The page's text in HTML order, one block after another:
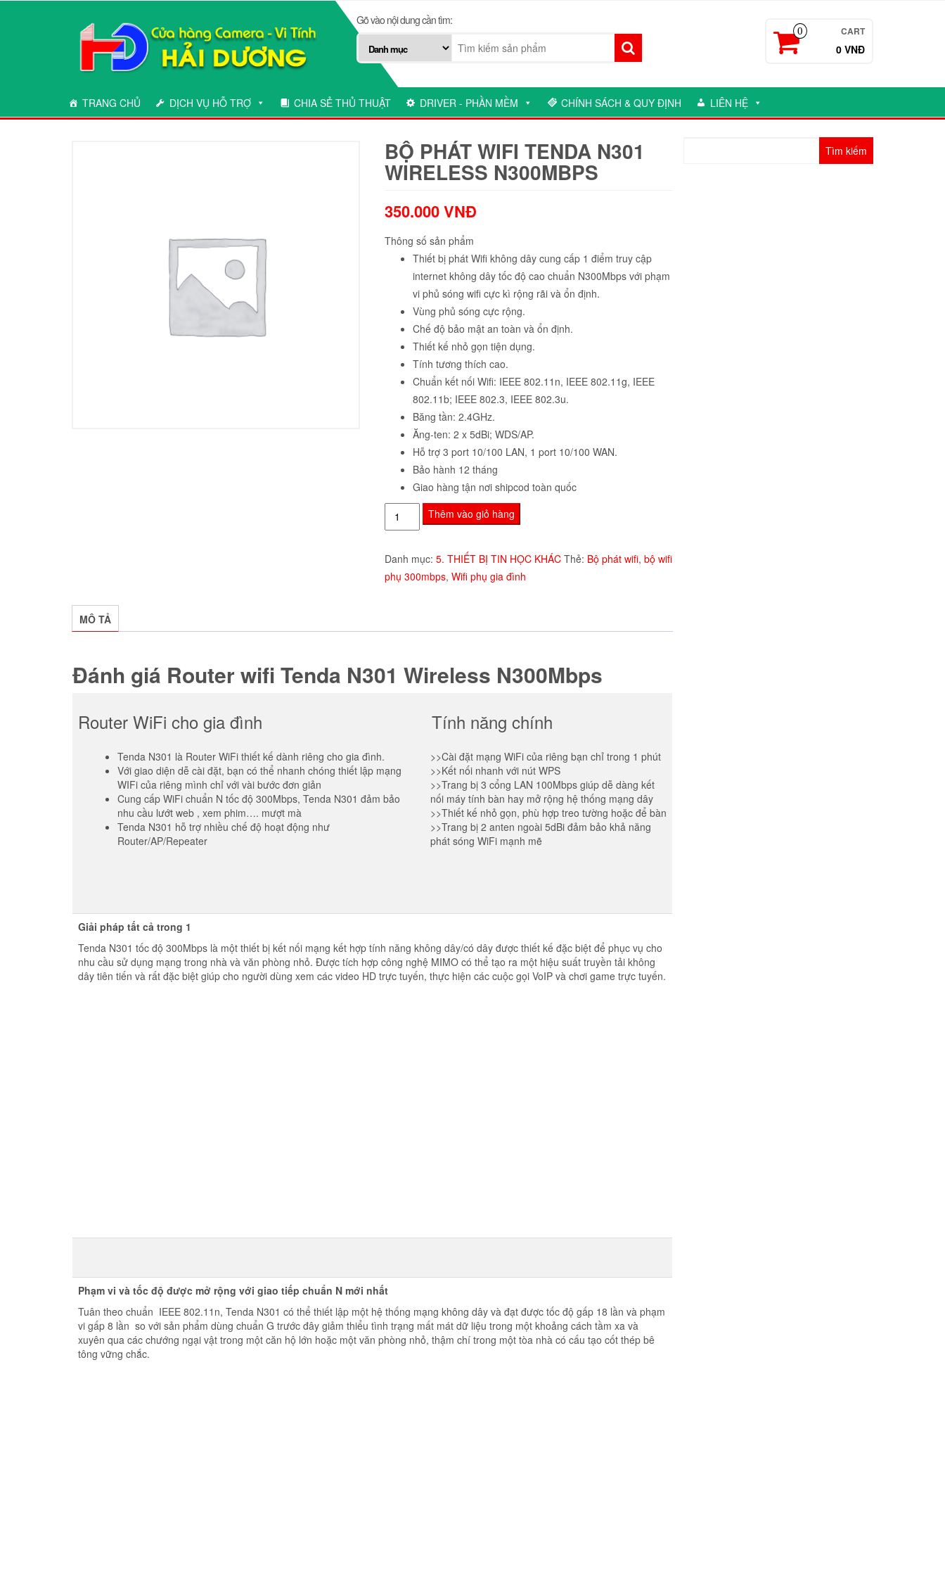
Gõ vào nội dung cần tìm:
0 CART
0 VNĐ
TRANG CHỦ DỊCH VỤ HỖ TRỢ CHIA SẺ THỦ THUẬT DRIVER - PHẦN MỀM CHÍNH SÁCH & QUY ĐỊNH LIÊN HỆ
BỘ PHÁT WIFI TENDA N301
WIRELESS N300MBPS
350.000VNĐ
Thông số sản phẩm
Thiết bị phát Wifi không dây cung cấp 1 điểm truy cập
internet không dây tốc độ cao chuẩn N300Mbps với phạm
vi phủ sóng wifi cực kì rộng rãi và ổn định.
Vùng phủ sóng cực rộng.
Chế độ bảo mật an toàn và ổn định.
Thiết kế nhỏ gọn tiện dụng.
Tính tương thích cao.
Chuẩn kết nối Wifi: IEEE 802.11n, IEEE 802.11g, IEEE
802.11b; IEEE 802.3, IEEE 802.3u.
Băng tần: 2.4GHz.
Ăng-ten: 2 x 5dBi; WDS/AP.
Hỗ trợ 3 port 10/100 LAN, 1 port 10/100 WAN.
Bảo hành 12 tháng
Giao hàng tận nơi shipcod toàn quốc
Bộ
phát
Tenda
N301
số
Thêm vào giỏ hàng
Danh mục: 5. THIẾT BỊ TIN HỌC KHÁC Thẻ: Bộ phát wifi, bộ wifi
phụ 300mbps, Wifi phụ gia đình
MÔ TẢ
Đánh giá Router wifi Tenda N301 Wireless N300Mbps
Router WiFi cho gia đình Tính năng chính
Tenda N301 là Router WiFi thiết kế dành riêng cho gia đình.
Với giao diện dễ cài đặt, bạn có thể nhanh chóng thiết lập mạng
WIFi của riêng mình chỉ với vài bước đơn giản
Cung cấp WiFi chuẩn N tốc độ 300Mbps, Tenda N301 đảm bảo
nhu cầu lướt web , xem phim…. mượt mà
Tenda N301 hỗ trợ nhiều chế độ hoạt động như
Router/AP/Repeater
>>Cài đặt mạng WiFi của riêng bạn chỉ trong 1 phút
>>Kết nối nhanh với nút WPS
>>Trang bị 3 cổng LAN 100Mbps giúp dễ dàng kết
nối máy tính bàn hay mở rộng hệ thống mạng dây
>>Thiết kế nhỏ gọn, phù hợp treo tường hoặc để bàn
>>Trang bị 2 anten ngoài 5dBi đảm bảo khả năng
phát sóng WiFi mạnh mẽ
Giải pháp tất cả trong 1
Tenda N301 tốc độ 300Mbps là một thiết bị kết nối mạng kết hợp tính năng không dây/có dây được thiết kế đặc biệt để phục vụ cho
nhu cầu sử dụng mạng trong nhà và văn phòng nhỏ. Được tích hợp công nghệ MIMO có thể tạo ra một hiệu suất truyền tải không
dây tiên tiến và rất đặc biệt giúp cho người dùng xem các video HD trực tuyến, thực hiện các cuộc gọi VoIP và chơi game trực tuyến.
Phạm vi và tốc độ được mở rộng với giao tiếp chuẩn N mới nhất
Tuân theo chuẩn IEEE 802.11n, Tenda N301 có thể thiết lập một hệ thống mạng không dây và đạt được tốc độ gấp 18 lần và phạm
vi gấp 8 lần so với sản phẩm dùng chuẩn G trước đây giảm thiểu tình trạng mất mát dữ liệu trong một khoảng cách tầm xa và
xuyên qua các chướng ngại vật trong một căn hộ lớn hoặc một văn phòng nhỏ, thậm chí trong một tòa nhà có cấu tạo cốt thép bê
tông vững chắc.